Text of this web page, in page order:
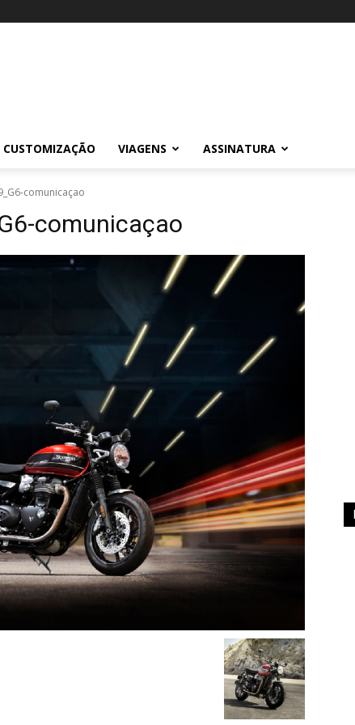
CUSTOMIZAÇÃO VIAGENS ASSINATURA
comunicaçao
comunicaçao